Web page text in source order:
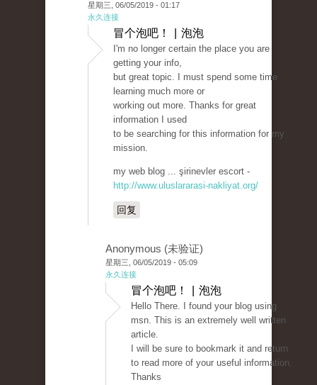
星期三, 06/05/2019 - 01:17
永久连接
冒个泡吧！ | 泡泡
I'm no longer certain the place you are
getting your info,
but great topic. I must spend some time
learning much more or
working out more. Thanks for great
information I used
to be searching for this information for my
mission.
my web blog ... şirinevler escort -
http://www.uluslararasi-nakliyat.org/
回复
Anonymous (未验证)
星期三, 06/05/2019 - 05:09
永久连接
冒个泡吧！ | 泡泡
Hello There. I found your blog using
msn. This is an extremely well written
article.
I will be sure to bookmark it and return
to read more of your useful information.
Thanks